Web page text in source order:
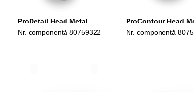
ProDetail Head Metal
Nr. componentă 80759322
ProContour Head
Nr. componentă